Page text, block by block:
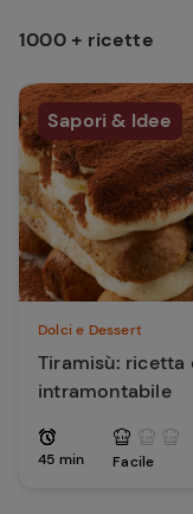
1000 + ricette
Sapori & Idee
Dolci e Dessert
Tiramisù: ricetta
intramontabile
45 min Facile